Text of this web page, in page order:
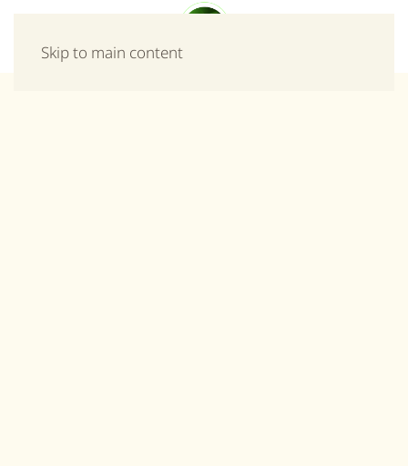
Skip to main content